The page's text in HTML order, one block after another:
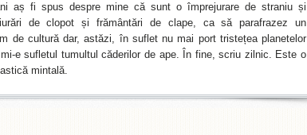
aș fi spus despre mine că sunt o împrejurare de straniu și
de clopot și frământări de clape, ca să parafrazez un
de cultură dar, astăzi, în suflet nu mai port tristețea planetelor
e sufletul tumultul căderilor de ape. În fine, scriu zilnic. Este o
mintală.